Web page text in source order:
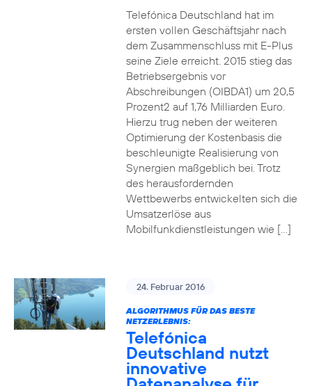
Telefónica Deutschland hat im
ersten vollen Geschäftsjahr nach
dem Zusammenschluss mit E-Plus
seine Ziele erreicht. 2015 stieg das
Betriebsergebnis vor
Abschreibungen (OIBDA1) um 20,5
Prozent2 auf 1,76 Milliarden Euro.
Hierzu trug neben der weiteren
Optimierung der Kostenbasis die
beschleunigte Realisierung von
Synergien maßgeblich bei. Trotz
des herausfordernden
Wettbewerbs entwickelten sich die
Umsatzerlöse aus
Mobilfunkdienstleistungen wie […]
24. Februar 2016
ALGORITHMUS FÜR DAS BESTE
NETZERLEBNIS:
Telefónica
Deutschland nutzt
innovative